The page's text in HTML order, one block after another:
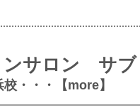
ンサロン サブ
・・・【more】